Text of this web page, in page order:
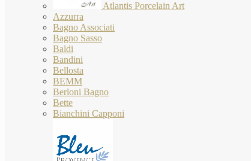
Atlantis Porcelain Art
Azzurra
Bagno Associati
Bagno Sasso
Baldi
Bandini
Bellosta
BEMM
Berloni Bagno
Bette
Bianchini Capponi